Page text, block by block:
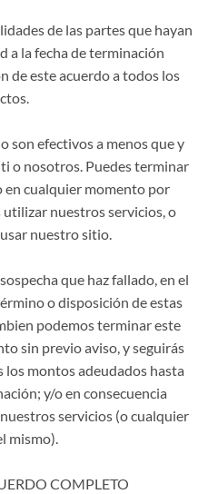
de las partes que hayan
a la fecha de terminación
de este acuerdo a todos los
son efectivos a menos que y
o nosotros. Puedes terminar
en cualquier momento por
utilizar nuestros servicios, o
nuestro sitio.
que haz fallado, en el
o disposición de estas
podemos terminar este
sin previo aviso, y seguirás
montos adeudados hasta
y/o en consecuencia
servicios (o cualquier
mismo).
COMPLETO